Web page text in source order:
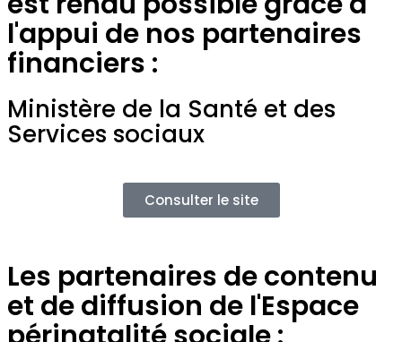
l'appui de nos partenaires
financiers :
Ministère de la Santé et des
Services sociaux
Consulter le site
Les partenaires de contenu
et de diffusion de l'Espace